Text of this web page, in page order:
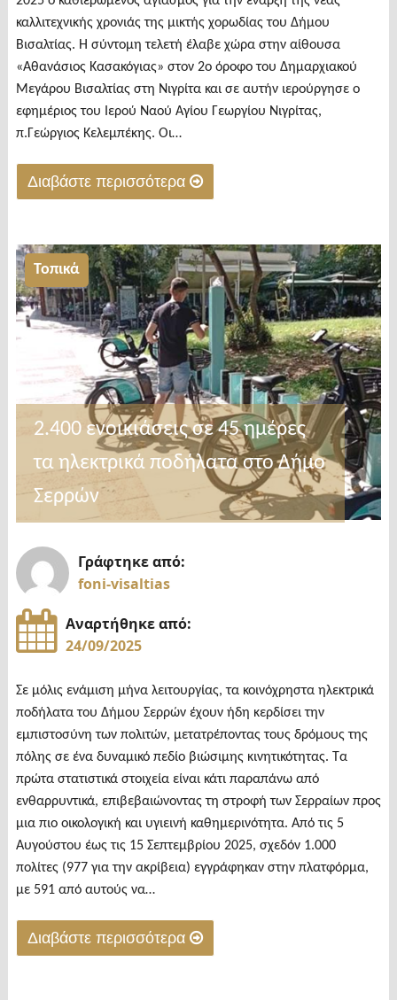
καλλιτεχνικής χρονιάς της μικτής χορωδίας του Δήμου
Βισαλτίας. Η σύντομη τελετή έλαβε χώρα στην αίθουσα
«Αθανάσιος Κασακόγιας» στον 2ο όροφο του Δημαρχιακού
Μεγάρου Βισαλτίας στη Νιγρίτα και σε αυτήν ιερούργησε ο
εφημέριος του Ιερού Ναού Αγίου Γεωργίου Νιγρίτας,
π.Γεώργιος Κελεμπέκης. Οι…
Διαβάστε περισσότερα
μικτή
χορωδία
του
Δήμου
Τοπικά
2.400 ενοικιάσεις σε 45 ημέρες
τα ηλεκτρικά ποδήλατα στο Δήμο
Σερρών
Γράφτηκε από:
foni-visaltias
Αναρτήθηκε από:
24/09/2025
Σε μόλις ενάμιση μήνα λειτουργίας, τα κοινόχρηστα ηλεκτρικά
ποδήλατα του Δήμου Σερρών έχουν ήδη κερδίσει την
εμπιστοσύνη των πολιτών, μετατρέποντας τους δρόμους της
πόλης σε ένα δυναμικό πεδίο βιώσιμης κινητικότητας. Τα
πρώτα στατιστικά στοιχεία είναι κάτι παραπάνω από
ενθαρρυντικά, επιβεβαιώνοντας τη στροφή των Σερραίων προς
μια πιο οικολογική και υγιεινή καθημερινότητα. Από τις 5
Αυγούστου έως τις 15 Σεπτεμβρίου 2025, σχεδόν 1.000
πολίτες (977 για την ακρίβεια) εγγράφηκαν στην πλατφόρμα,
με 591 από αυτούς να…
Διαβάστε περισσότερα